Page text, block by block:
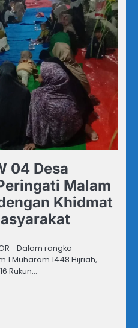
04 Desa
Malam
Khidmat
Dalam rangka
1 Muharam 1448 Hijriah,
Rukun…